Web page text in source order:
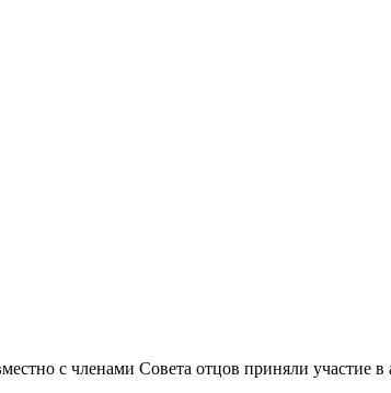
с членами Совета отцов приняли участие